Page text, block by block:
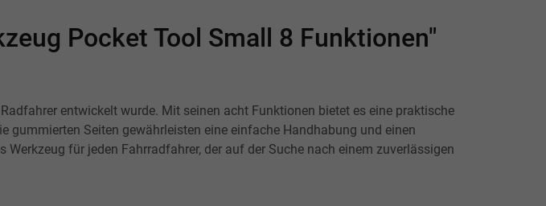
Pocket Tool Small 8 Funktionen"
entwickelt wurde. Mit seinen acht Funktionen bietet es eine praktische
Seiten gewährleisten eine einfache Handhabung und einen
für jeden Fahrradfahrer, der auf der Suche nach einem zuverlässigen